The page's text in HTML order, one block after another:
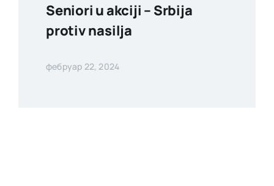
Seniori u akciji – Srbija
protiv nasilja
фебруар 22, 2024